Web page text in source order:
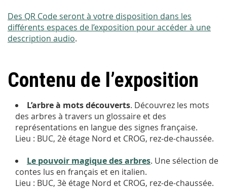
Des QR Code seront à votre disposition dans les
différents espaces de l’exposition pour accéder à une
description audio.
Contenu de l’exposition
L’arbre à mots découverts. Découvrez les mots
des arbres à travers un glossaire et des
représentations en langue des signes française.
Lieu : BUC, 2è étage Nord et CROG, rez-de-chaussée.
Le pouvoir magique des arbres. Une sélection de
contes lus en français et en italien.
Lieu : BUC, 3è étage Nord et CROG, rez-de-chaussée.